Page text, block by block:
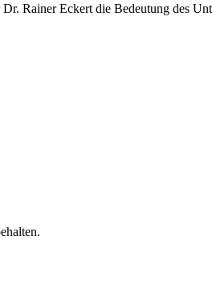
Rainer Eckert die Bedeutung des